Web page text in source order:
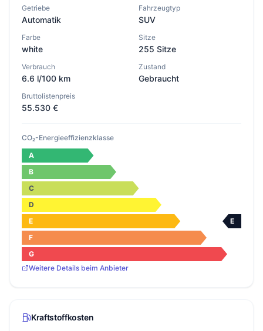
Getriebe
Automatik
Fahrzeugtyp
SUV
Farbe
white
Sitze
255 Sitze
Verbrauch
6.6 l/100 km
Zustand
Gebraucht
Bruttolistenpreis
55.530 €
CO₂-Energieeffizienzklasse
A
B
C
D
E
E
F
G
Weitere Details beim Anbieter
Kraftstoffkosten